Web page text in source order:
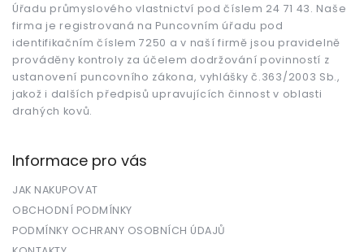
Úřadu průmyslového vlastnictví pod číslem 24 71 43. Naše
firma je registrovaná na Puncovním úřadu pod
identifikačním číslem 7250 a v naší firmě jsou pravidelně
prováděny kontroly za účelem dodržování povinností z
ustanovení puncovního zákona, vyhlášky č.363/2003 Sb.,
jakož i dalších předpisů upravujících činnost v oblasti
drahých kovů.
Informace pro vás
JAK NAKUPOVAT
OBCHODNÍ PODMÍNKY
PODMÍNKY OCHRANY OSOBNÍCH ÚDAJŮ